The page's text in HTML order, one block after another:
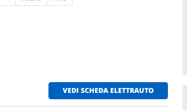
VEDI SCHEDA ELETTRAUTO